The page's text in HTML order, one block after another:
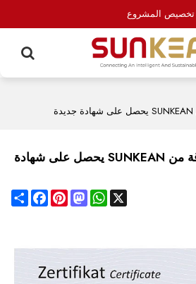
تخصيص المشروع
أول سلك لتخزين الطاقة من SUNKEAN يحصل على شهادة
Share
FacebookPinterestMastodon
WhatsApp
X